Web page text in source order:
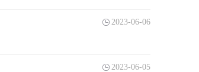
2023-06-06
2023-06-05